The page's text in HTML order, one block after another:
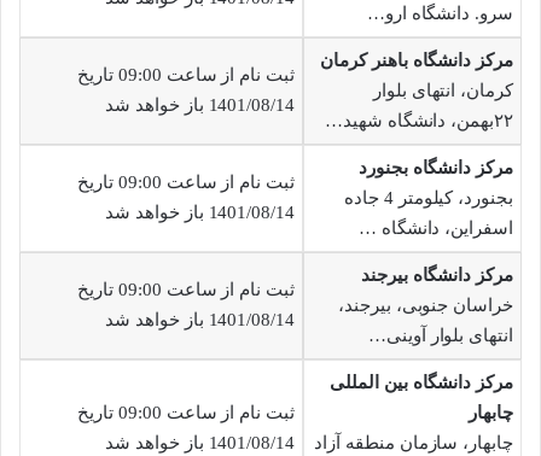
سرو. دانشگاه ارو…
مرکز دانشگاه باهنر کرمان
کرمان، انتهای بلوار
۲۲بهمن، دانشگاه شهید…
ثبت نام از ساعت 09:00 تاریخ
1401/08/14 باز خواهد شد
مرکز دانشگاه بجنورد
بجنورد، کیلومتر 4 جاده
اسفراین، دانشگاه …
ثبت نام از ساعت 09:00 تاریخ
1401/08/14 باز خواهد شد
مرکز دانشگاه بیرجند
خراسان جنوبی، بیرجند،
انتهای بلوار آوینی…
ثبت نام از ساعت 09:00 تاریخ
1401/08/14 باز خواهد شد
مرکز دانشگاه بین المللی
چابهار
چابهار، سازمان منطقه آزاد
ثبت نام از ساعت 09:00 تاریخ
1401/08/14 باز خواهد شد